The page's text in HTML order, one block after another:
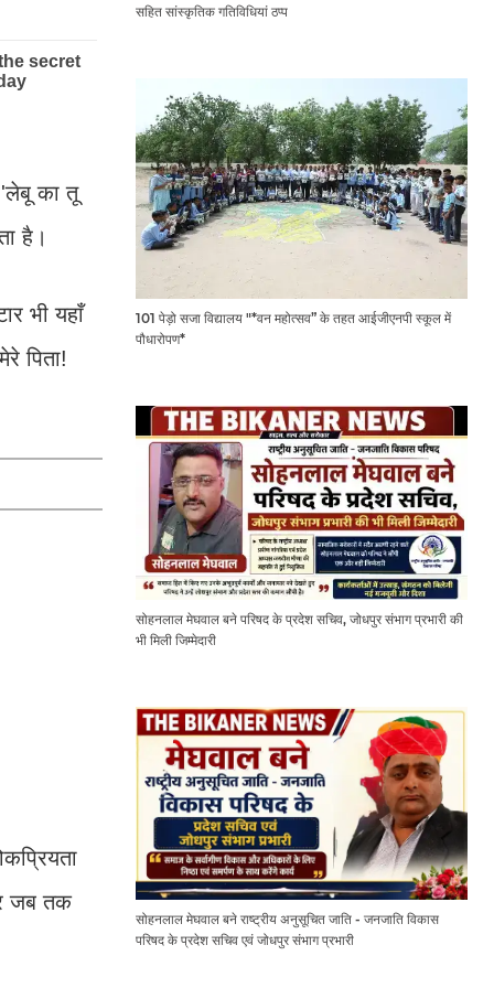
'लेबू का तू
है।
भी यहाँ
पिता!
जब तक
सहित सांस्कृतिक गतिविधियां ठप्प
101 पेड़ो सजा विद्यालय "*वन महोत्सव” के तहत आईजीएनपी स्कूल में
पौधारोपण*
सोहनलाल मेघवाल बने परिषद के प्रदेश सचिव, जोधपुर संभाग प्रभारी की
भी मिली जिम्मेदारी
सोहनलाल मेघवाल बने राष्ट्रीय अनुसूचित जाति - जनजाति विकास
परिषद के प्रदेश सचिव एवं जोधपुर संभाग प्रभारी